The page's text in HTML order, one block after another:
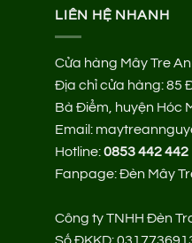
LIÊN HỆ NHANH
Cửa hàng Mây Tre
Địa chỉ cửa hàng:85
Bà Điểm, huyện Hóc
Email:
Hotline:0853 442 442
Fanpage:Đèn Mây
Công ty TNHH Đèn